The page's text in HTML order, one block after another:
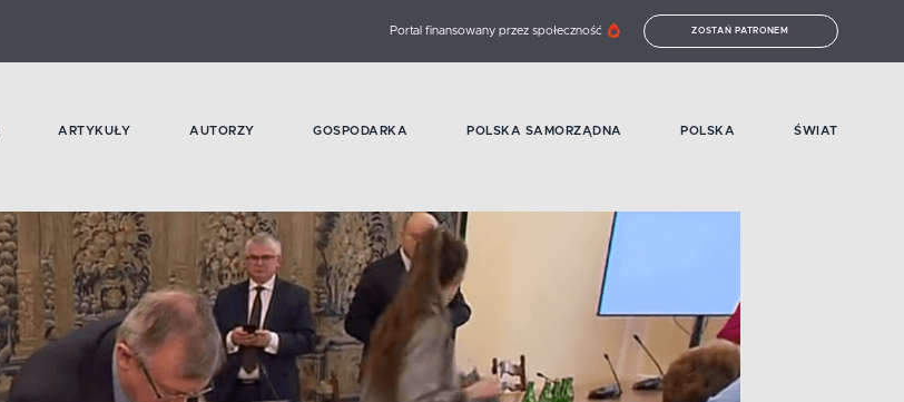
Portal finansowany przez społeczność ZOSTAŃ PATRONEM
ARTYKUŁY AUTORZY GOSPODARKA POLSKA SAMORZĄDNA POLSKA ŚWIAT